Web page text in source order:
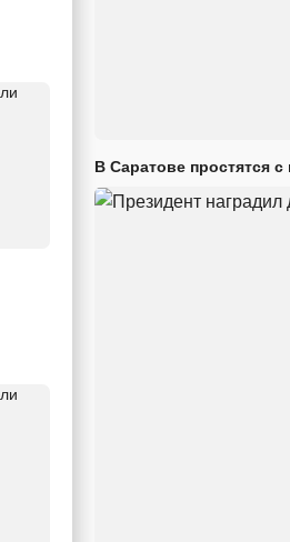
В Саратове простятся